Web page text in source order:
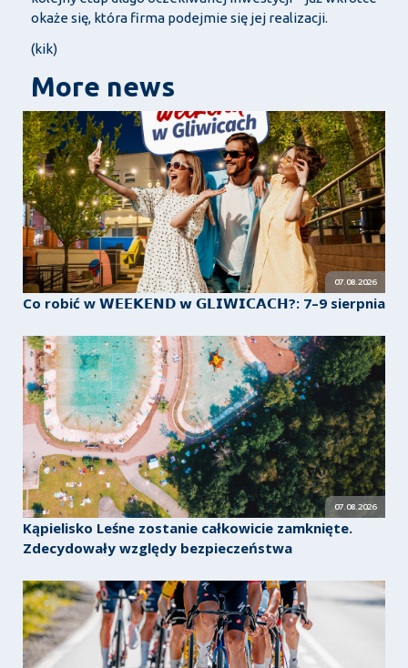
okaże się, która firma podejmie się jej realizacji.
(kik)
More news
07.08.2026
Co robić w 𝗪𝗘𝗘𝗞𝗘𝗡𝗗 𝘄 𝗚𝗟𝗜𝗪𝗜𝗖𝗔𝗖𝗛?: 7–9 sierpnia
07.08.2026
Kąpielisko Leśne zostanie całkowicie zamknięte.
Zdecydowały względy bezpieczeństwa